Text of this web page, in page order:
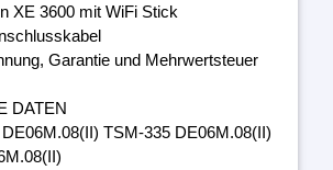
XE 3600 mit WiFi Stick
Garantie und Mehrwertsteuer
DATEN
TSM-335 DE06M.08(II)